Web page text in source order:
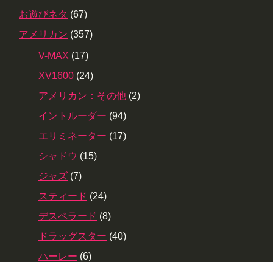
お遊びネタ (67)
アメリカン (357)
V-MAX (17)
XV1600 (24)
アメリカン：その他 (2)
イントルーダー (94)
エリミネーター (17)
シャドウ (15)
ジャズ (7)
スティード (24)
デスペラード (8)
ドラッグスター (40)
ハーレー (6)